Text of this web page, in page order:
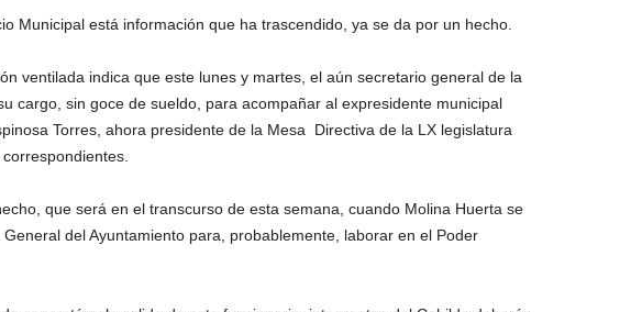
Municipal está información que ha trascendido, ya se da por un hecho.
ventilada indica que este lunes y martes, el aún secretario general de la
cargo, sin goce de sueldo, para acompañar al expresidente municipal
Torres, ahora presidente de la Mesa Directiva de la LX legislatura
que será en el transcurso de esta semana, cuando Molina Huerta se
del Ayuntamiento para, probablemente, laborar en el Poder